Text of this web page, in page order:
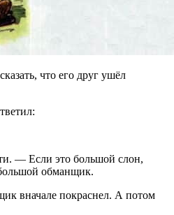
что его друг ушёл
— Если это большой слон,
обманщик.
вначале покраснел. А потом